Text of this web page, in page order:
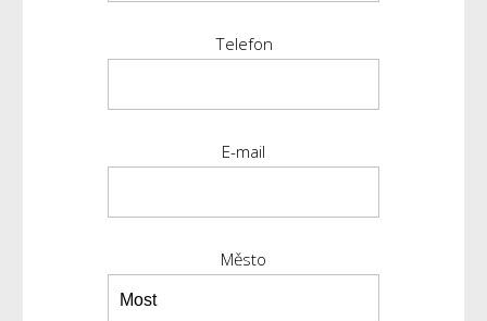
Telefon
E-mail
Město